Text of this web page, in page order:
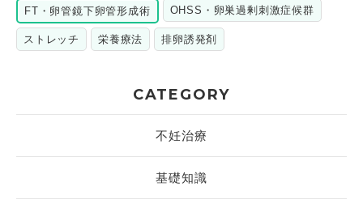
FT・卵管鏡下卵管形成術 OHSS・卵巣過剰刺激症候群
ストレッチ 栄養療法 排卵誘発剤
CATEGORY
不妊治療
基礎知識